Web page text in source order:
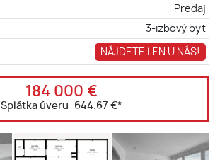
Predaj
3-izbový byt
NÁJDETE LEN U NÁS!
184 000 €
Splátka úveru: 644.67 €*